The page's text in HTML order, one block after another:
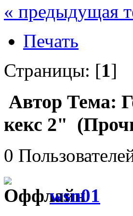
« предыдущая
Печать
Страницы: [1]
Автор Тема:
кекс 2"
0
wsn01